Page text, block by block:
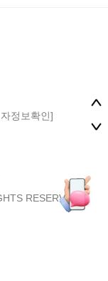
정보확인]
RESERVED.